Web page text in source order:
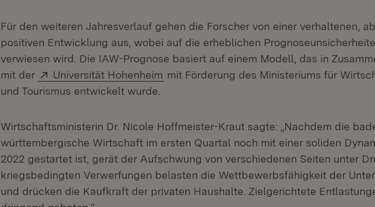
Für den weiteren Jahresverlauf gehen die Forscher von einer verhaltenen,
positiven Entwicklung aus, wobei auf die erheblichen
verwiesen wird. Die IAW-Prognose basiert auf einem Modell, das in
mit der
Extern:
Universität Hohenheim (Öffnet in neuem Fenster)
mit Förderung des Ministeriums für
und Tourismus entwickelt wurde.
Wirtschaftsministerin Dr. Nicole Hoffmeister-Kraut sagte: „Nachdem die
württembergische Wirtschaft im ersten Quartal noch mit einer soliden
2022 gestartet ist, gerät der Aufschwung von verschiedenen Seiten unter
kriegsbedingten Verwerfungen belasten die Wettbewerbsfähigkeit der
und drücken die Kaufkraft der privaten Haushalte. Zielgerichtete